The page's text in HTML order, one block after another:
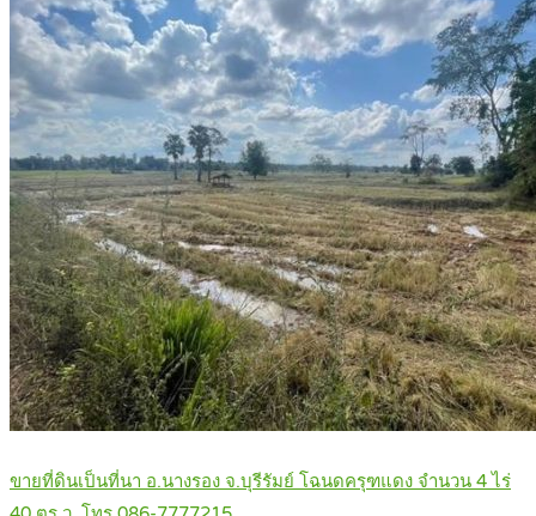
ขายที่ดินเป็นที่นา อ.นางรอง จ.บุรีรัมย์ โฉนดครุฑแดง จำนวน 4 ไร่